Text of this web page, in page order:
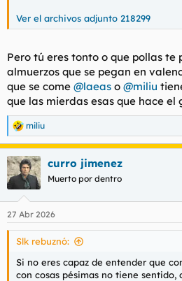
Ver el archivos adjunto 218299
Pero tú eres tonto o que pollas te
almuerzos que se pegan en
que se come @laeas o @miliu
que las mierdas esas que hace el
R
e
a
c
c
e
s
miliu
curro jimenez
Muerto por dentro
27 Abr 2026
Slk rebuznó:
Si no eres capaz de entender que
con cosas pésimas no tiene sentido,